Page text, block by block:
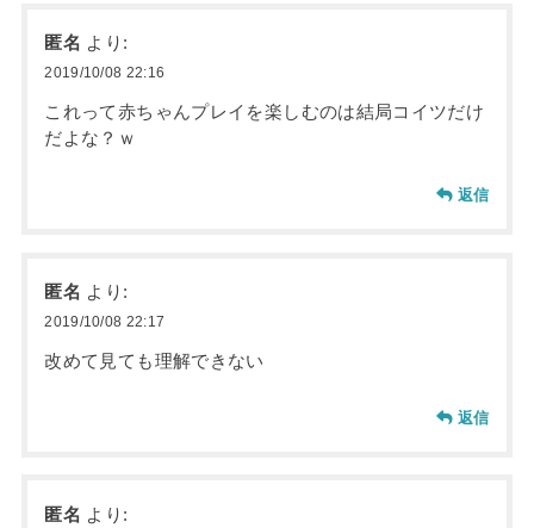
匿名 より:
2019/10/08 22:16
これって赤ちゃんプレイを楽しむのは結局コイツだけ
だよな？ｗ
返信
匿名 より:
2019/10/08 22:17
改めて見ても理解できない
返信
匿名 より: